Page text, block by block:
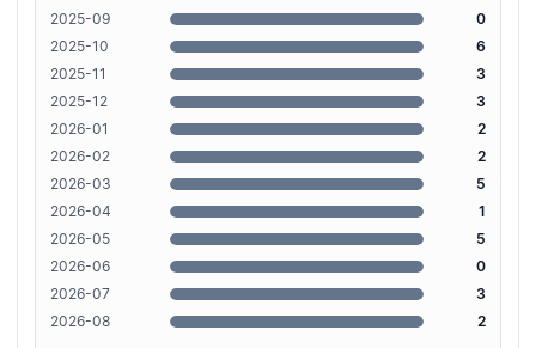
2025-09
0
2025-10
6
2025-11
3
2025-12
3
2026-01
2
2026-02
2
2026-03
5
2026-04
1
2026-05
5
2026-06
0
2026-07
3
2026-08
2